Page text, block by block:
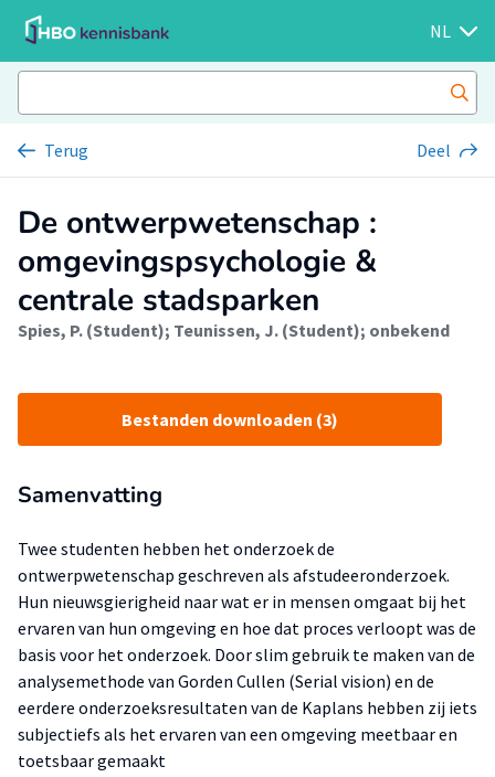
NL
Terug Deel
De ontwerpwetenschap :
omgevingspsychologie &
centrale stadsparken
Spies, P. (Student); Teunissen, J. (Student); onbekend
Bestanden downloaden (3)
Samenvatting
Twee studenten hebben het onderzoek de
ontwerpwetenschap geschreven als afstudeeronderzoek.
Hun nieuwsgierigheid naar wat er in mensen omgaat bij het
ervaren van hun omgeving en hoe dat proces verloopt was de
basis voor het onderzoek. Door slim gebruik te maken van de
analysemethode van Gorden Cullen (Serial vision) en de
eerdere onderzoeksresultaten van de Kaplans hebben zij iets
subjectiefs als het ervaren van een omgeving meetbaar en
toetsbaar gemaakt